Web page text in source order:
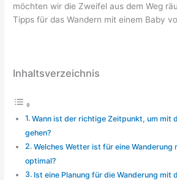
möchten wir die Zweifel aus dem Weg
Tipps für das Wandern mit einem Baby
Inhaltsverzeichnis
Wann ist der richtige Zeitpunkt, um mit
gehen?
Welches Wetter ist für eine Wanderung
optimal?
Ist eine Planung für die Wanderung mit